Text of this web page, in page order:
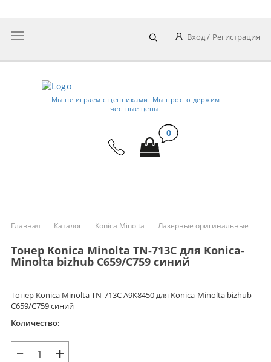
Вход Регистрация
Главное
0
Мы не играем с ценниками. Мы просто держим
честные цены.
Главная Каталог Konica Minolta Лазерные оригинальные
Тонер Konica Minolta TN-713C для Konica-
Minolta bizhub C659/C759 синий
Тонер Konica Minolta TN-713C A9K8450 для Konica-Minolta bizhub
C659/C759 синий
Количество:
− +